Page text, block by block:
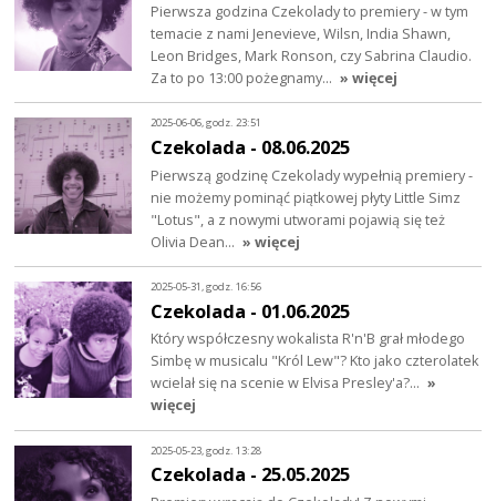
Pierwsza godzina Czekolady to premiery - w tym
temacie z nami Jenevieve, Wilsn, India Shawn,
Leon Bridges, Mark Ronson, czy Sabrina Claudio.
Za to po 13:00 pożegnamy… » więcej
2025-06-06, godz. 23:51
Czekolada - 08.06.2025
Pierwszą godzinę Czekolady wypełnią premiery -
nie możemy pominąć piątkowej płyty Little Simz
"Lotus", a z nowymi utworami pojawią się też
Olivia Dean… » więcej
2025-05-31, godz. 16:56
Czekolada - 01.06.2025
Który współczesny wokalista R'n'B grał młodego
Simbę w musicalu "Król Lew"? Kto jako czterolatek
wcielał się na scenie w Elvisa Presley'a?… »
więcej
2025-05-23, godz. 13:28
Czekolada - 25.05.2025